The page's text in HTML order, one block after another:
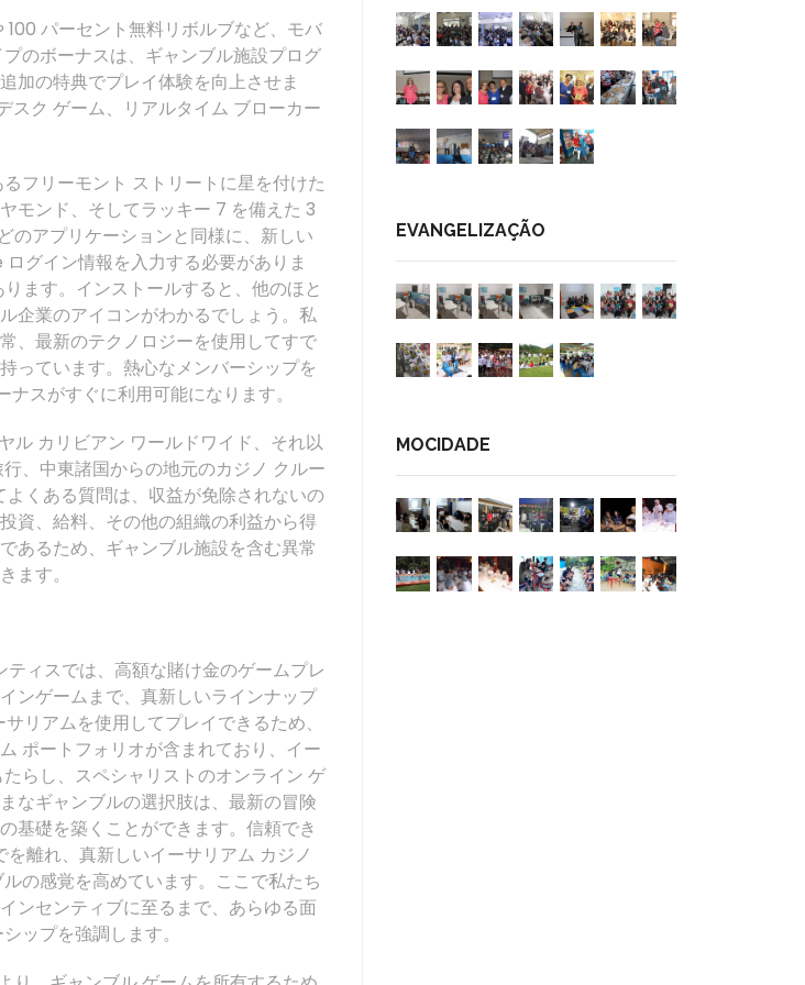
パーセント無料リボルブなど、モバ
のボーナスは、ギャンブル施設プログ
加の特典でプレイ体験を向上させま
スク ゲーム、リアルタイム ブローカー
フリーモント ストリートに星を付けた
モンド、そしてラッキー 7 を備えた 3
のアプリケーションと同様に、新しい
グイン情報を入力する必要がありま
ます。インストールすると、他のほと
企業のアイコンがわかるでしょう。私
、最新のテクノロジーを使用してすで
っています。熱心なメンバーシップを
スがすぐに利用可能になります。
ル カリビアン ワールドワイド、それ以
、中東諸国からの地元のカジノ クルー
くある質問は、収益が免除されないの
資、給料、その他の組織の利益から得
あるため、ギャンブル施設を含む異常
ます。
ィスでは、高額な賭け金のゲームプレ
ンゲームまで、真新しいラインナップ
サリアムを使用してプレイできるため、
ポートフォリオが含まれており、イー
らし、スペシャリストのオンライン ゲ
なギャンブルの選択肢は、最新の冒険
基礎を築くことができます。信頼でき
離れ、真新しいイーサリアム カジノ
の感覚を高めています。ここで私たち
ンセンティブに至るまで、あらゆる面
ップを強調します。
EVANGELIZAÇÃO
MOCIDADE